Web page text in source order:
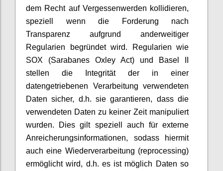
dem Recht auf Vergessenwerden kollidieren,
speziell wenn die Forderung nach
Transparenz aufgrund anderweitiger
Regularien begründet wird. Regularien wie
SOX (Sarabanes Oxley Act) und Basel II
stellen die Integrität der in einer
datengetriebenen Verarbeitung verwendeten
Daten sicher, d.h. sie garantieren, dass die
verwendeten Daten zu keiner Zeit manipuliert
wurden. Dies gilt speziell auch für externe
Anreicherungsinformationen, sodass hiermit
auch eine Wiederverarbeitung (reprocessing)
ermöglicht wird, d.h. es ist möglich Daten so